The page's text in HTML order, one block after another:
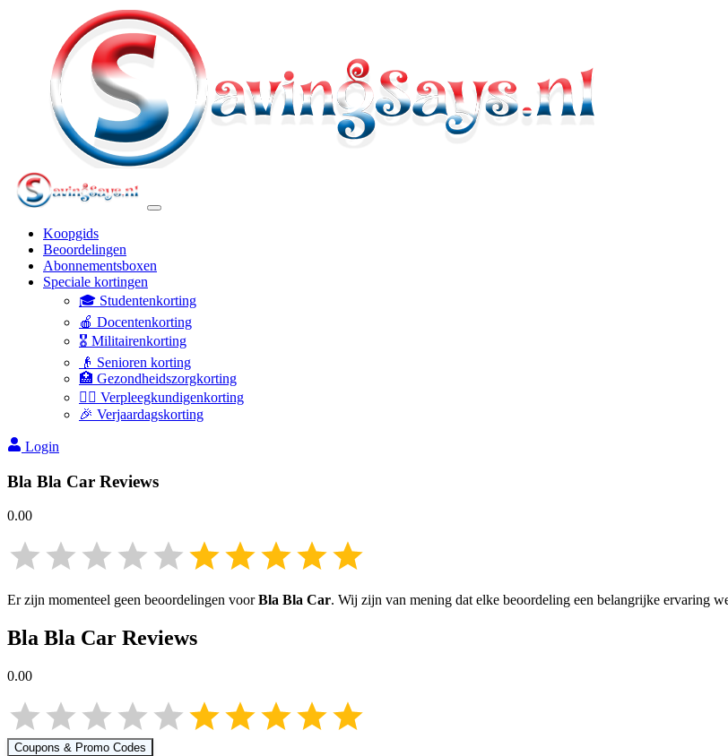
Koopgids
Beoordelingen
Abonnementsboxen
Speciale kortingen
🎓 Studentenkorting
🍎 Docentenkorting
🎖️ Militairenkorting
👴 Senioren korting
🏥 Gezondheidszorgkorting
👩‍⚕️ Verpleegkundigenkorting
🎉 Verjaardagskorting
Login
Bla Bla Car Reviews
0.00
Er zijn momenteel geen beoordelingen voorBla Bla Car. Wij zijn van mening dat elke beoordeling een belangrijke ervaring
Bla Bla Car Reviews
0.00
Coupons & Promo Codes